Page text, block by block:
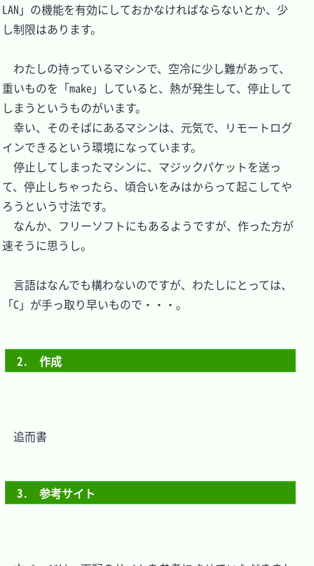
LAN」の機能を有効にしておかなければならないとか、少
し制限はあります。
わたしの持っているマシンで、空冷に少し難があって、
重いものを「make」していると、熱が発生して、停止して
しまうというものがいます。
幸い、そのそばにあるマシンは、元気で、リモートログ
インできるという環境になっています。
停止してしまったマシンに、マジックパケットを送っ
て、停止しちゃったら、頃合いをみはからって起こしてや
ろうという寸法です。
なんか、フリーソフトにもあるようですが、作った方が
速そうに思うし。
言語はなんでも構わないのですが、わたしにとっては、
「C」が手っ取り早いもので・・・。
2.　作成
追而書
3.　参考サイト